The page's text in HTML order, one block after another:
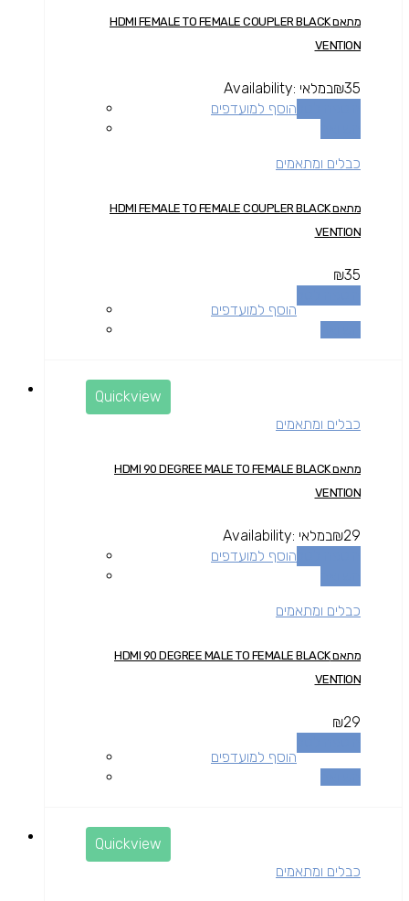
מתאם HDMI FEMALE TO FEMALE COUPLER BLACK
VENTION
₪35
Availability: במלאי
הוסף למועדפים
כבלים ומתאמים
מתאם HDMI FEMALE TO FEMALE COUPLER BLACK
VENTION
₪35
הוסף למועדפים
Quickview
כבלים ומתאמים
מתאם HDMI 90 DEGREE MALE TO FEMALE BLACK
VENTION
₪29
Availability: במלאי
הוסף למועדפים
כבלים ומתאמים
מתאם HDMI 90 DEGREE MALE TO FEMALE BLACK
VENTION
₪29
הוסף למועדפים
Quickview
כבלים ומתאמים